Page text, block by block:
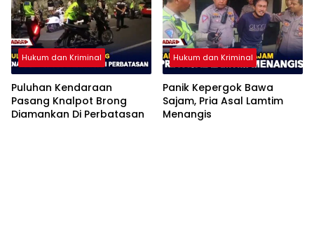
Hukum dan Kriminal
Puluhan Kendaraan
Pasang Knalpot Brong
Diamankan Di Perbatasan
Hukum dan Kriminal
Panik Kepergok Bawa
Sajam, Pria Asal Lamtim
Menangis